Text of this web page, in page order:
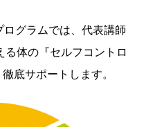
グラムでは、代表講師
体の『セルフコントロ
底サポートします。